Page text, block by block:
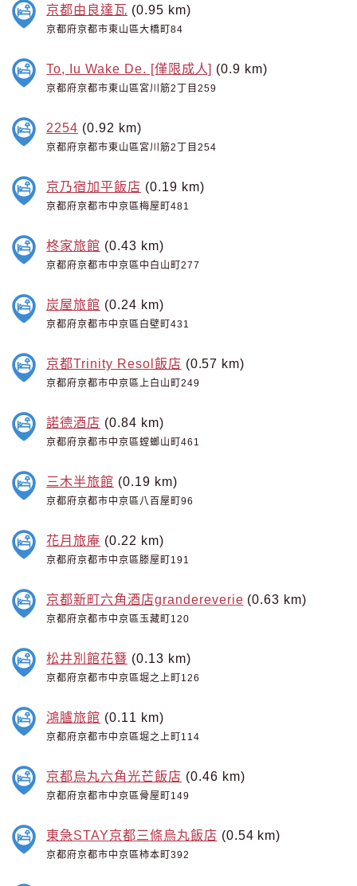
京都由良達瓦 (0.95 km)
京都府京都市東山區大橋町84
To, Iu Wake De. [僅限成人] (0.9 km)
京都府京都市東山區宮川筋2丁目259
2254 (0.92 km)
京都府京都市東山區宮川筋2丁目254
京乃宿加平飯店 (0.19 km)
京都府京都市中京區梅屋町481
柊家旅館 (0.43 km)
京都府京都市中京區中白山町277
炭屋旅館 (0.24 km)
京都府京都市中京區白壁町431
京都Trinity Resol飯店 (0.57 km)
京都府京都市中京區上白山町249
諾德酒店 (0.84 km)
京都府京都市中京區螳螂山町461
三木半旅館 (0.19 km)
京都府京都市中京區八百屋町96
花月旅庵 (0.22 km)
京都府京都市中京區滕屋町191
京都新町六角酒店grandereverie (0.63 km)
京都府京都市中京區玉藏町120
松井別館花簪 (0.13 km)
京都府京都市中京區堀之上町126
鴻臚旅館 (0.11 km)
京都府京都市中京區堀之上町114
京都烏丸六角光芒飯店 (0.46 km)
京都府京都市中京區骨屋町149
東急STAY京都三條烏丸飯店 (0.54 km)
京都府京都市中京區柿本町392